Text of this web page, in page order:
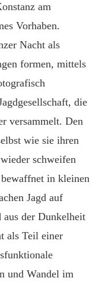
am
Vorhaben.
Nacht als
formen, mittels
die
versammelt. Den
wie sie ihren
schweifen
in kleinen
Jagd auf
der Dunkelheit
als Teil einer
und Wandel im